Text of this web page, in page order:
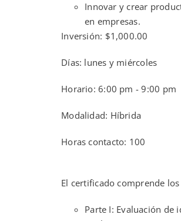
Innovar y crear
en empresas.
Inversión: $1,000.00
Días: lunes y miércoles
Horario: 6:00 pm - 9:00 pm
Modalidad: Híbrida
Horas contacto: 100
El certificado comprende
Parte I: Evaluación de